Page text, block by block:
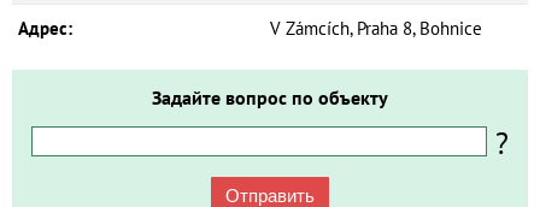
Адрес: V Zámcích, Praha 8, Bohnice
Задайте вопрос по объекту
?
Отправить